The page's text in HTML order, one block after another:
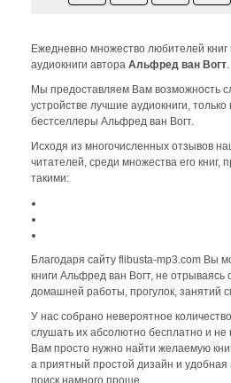
Ежедневно множество любителей книг
аудиокниги автора Альфред ван Вогт.
Мы предоставляем Вам возможность
устройстве лучшие аудиокниги,
бестселлеры Альфред ван Вогт.
Исходя из многочисленных отзывов
читателей, среди множества его книг,
такими:
Благодаря сайту flibusta-mp3.com Вы
книги Альфред ван Вогт, не отрываясь
домашней работы, прогулок, занятий
У нас собрано невероятное
слушать их абсолютно бесплатно и не
Вам просто нужно найти желаемую
а приятный простой дизайн и
поиск намного проще.